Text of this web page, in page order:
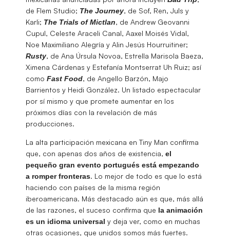
de Flem Studio; The Journey, de Sof, Ren, Juls y
Karli; The Trials of Mictlan, de Andrew Geovanni
Cupul, Celeste Araceli Canal, Aaxel Moisés Vidal,
Noe Maximiliano Alegría y Alin Jesús Hourruitiner;
Rusty, de Ana Úrsula Novoa, Estrella Marisola Baeza,
Ximena Cárdenas y Estefanía Montserrat Uh Ruiz; así
como Fast Food, de Angello Barzón, Majo
Barrientos y Heidi González. Un listado espectacular
por sí mismo y que promete aumentar en los
próximos días con la revelación de más
producciones.
La alta participación mexicana en Tiny Man confirma
que, con apenas dos años de existencia, el
pequeño gran evento portugués está empezando
a romper fronteras. Lo mejor de todo es que lo está
haciendo con países de la misma región
iberoamericana. Más destacado aún es que, más allá
de las razones, el suceso confirma que la animación
es un idioma universal y deja ver, como en muchas
otras ocasiones, que unidos somos más fuertes.